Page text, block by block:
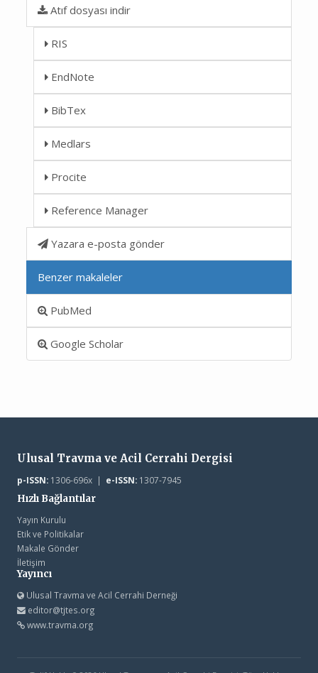
Atıf dosyası indir
RIS
EndNote
BibTex
Medlars
Procite
Reference Manager
Yazara e-posta gönder
Benzer makaleler
PubMed
Google Scholar
Ulusal Travma ve Acil Cerrahi Dergisi
p-ISSN:1306-696x | e-ISSN:1307-7945
Hızlı Bağlantılar
Yayın Kurulu
Etik ve Politikalar
Makale Gönder
İletişim
Yayıncı
Ulusal Travma ve Acil Cerrahi Derneği
editor@tjtes.org
www.travma.org